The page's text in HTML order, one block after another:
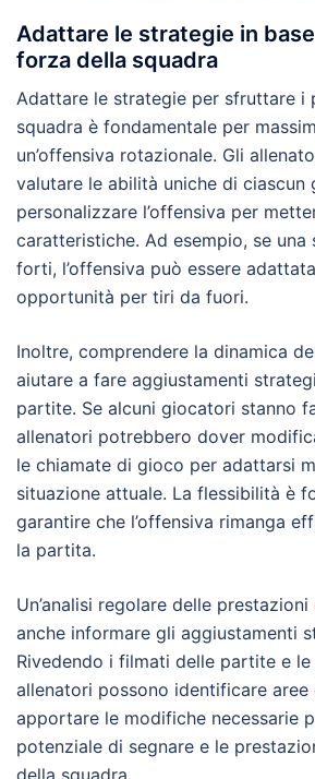
Adattare le strategie in
forza della squadra
Adattare le strategie per sfruttare i
squadra è fondamentale per
un’offensiva rotazionale. Gli
valutare le abilità uniche di ciascun
personalizzare l’offensiva per
caratteristiche. Ad esempio, se una
forti, l’offensiva può essere
opportunità per tiri da fuori.
Inoltre, comprendere la dinamica
aiutare a fare aggiustamenti
partite. Se alcuni giocatori stanno
allenatori potrebbero dover
le chiamate di gioco per adattarsi
situazione attuale. La flessibilità è
garantire che l’offensiva rimanga
la partita.
Un’analisi regolare delle prestazioni
anche informare gli aggiustamenti
Rivedendo i filmati delle partite e
allenatori possono identificare
apportare le modifiche necessarie
potenziale di segnare e le
della squadra.